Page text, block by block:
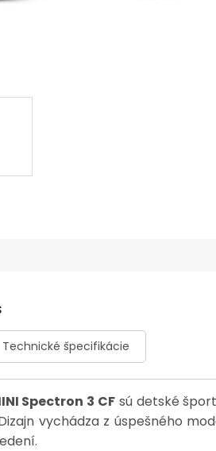
Technické špecifikácie
Spectron 3 CFsú detské
vychádza z úspešného